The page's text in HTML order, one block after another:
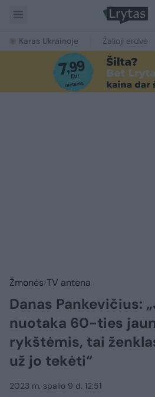
Karas Ukrainoje Žalioji erdvė
Žmonės TV antena
Danas Pankevičius:
nuotaka 60-ties
rykštėmis, tai
už jo tekėti“
2023 m. spalio 9 d. 12:51